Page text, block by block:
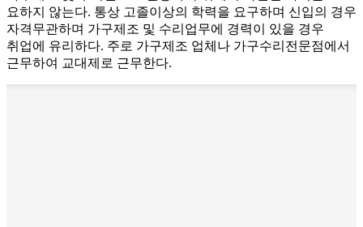
요하지 않는다. 통상 고졸이상의 학력을 요구하며 신입의 경우
자격무관하며 가구제조 및 수리업무에 경력이 있을 경우
취업에 유리하다. 주로 가구제조 업체나 가구수리전문점에서
근무하여 교대제로 근무한다.